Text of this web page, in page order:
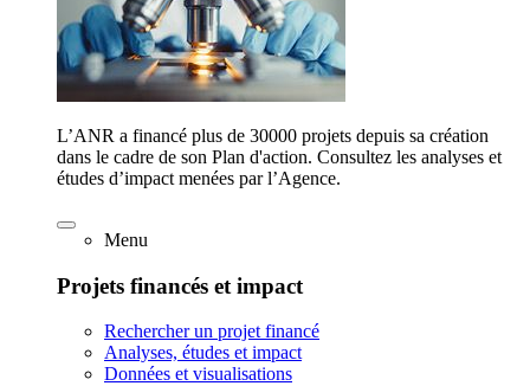
L’ANR a financé plus de 30000 projets depuis sa création
dans le cadre de son Plan d'action. Consultez les analyses et
études d’impact menées par l’Agence.
Menu
Projets financés et impact
Rechercher un projet financé
Analyses, études et impact
Données et visualisations